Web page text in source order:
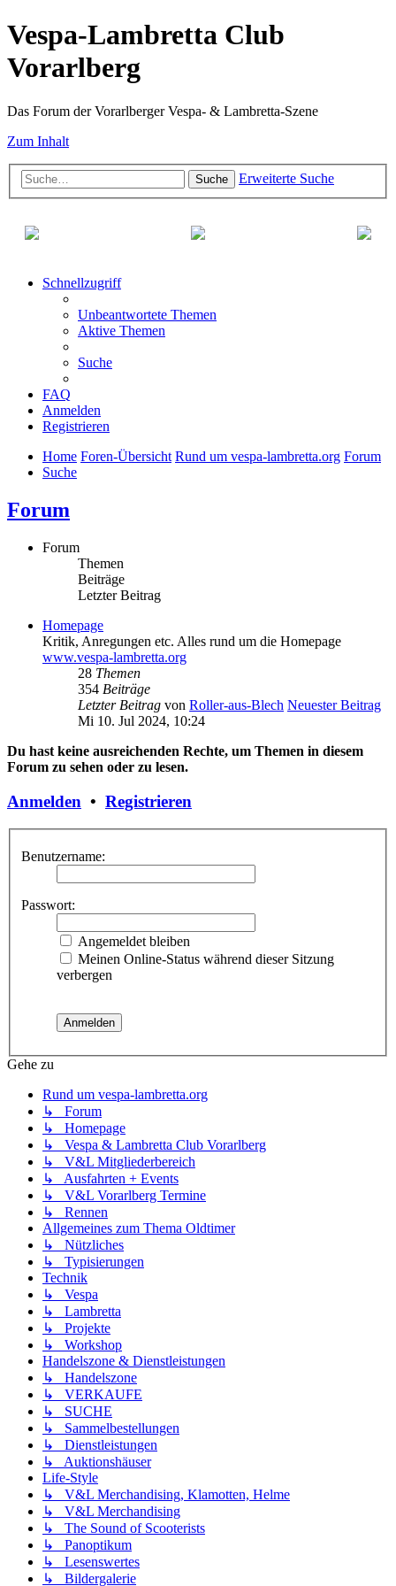
Vespa-Lambretta Club
Vorarlberg
Das Forum der Vorarlberger Vespa- & Lambretta-Szene
Zum Inhalt
Suche Erweiterte Suche
Schnellzugriff
Unbeantwortete Themen
Aktive Themen
Suche
FAQ
Anmelden
Registrieren
Home Foren-Übersicht Rund um vespa-lambretta.org Forum
Suche
Forum
Forum
Themen
Beiträge
Letzter Beitrag
Homepage
Kritik, Anregungen etc. Alles rund um die Homepage
www.vespa-lambretta.org
28 Themen
354 Beiträge
Letzter Beitrag von Roller-aus-Blech Neuester Beitrag
Mi 10. Jul 2024, 10:24
Du hast keine ausreichenden Rechte, um Themen in diesem
Forum zu sehen oder zu lesen.
Anmelden • Registrieren
Benutzername:
Passwort:
Angemeldet bleiben
Meinen Online-Status während dieser Sitzung
verbergen
Gehe zu
Rund um vespa-lambretta.org
↳ Forum
↳ Homepage
↳ Vespa & Lambretta Club Vorarlberg
↳ V&L Mitgliederbereich
↳ Ausfahrten + Events
↳ V&L Vorarlberg Termine
↳ Rennen
Allgemeines zum Thema Oldtimer
↳ Nützliches
↳ Typisierungen
Technik
↳ Vespa
↳ Lambretta
↳ Projekte
↳ Workshop
Handelszone & Dienstleistungen
↳ Handelszone
↳ VERKAUFE
↳ SUCHE
↳ Sammelbestellungen
↳ Dienstleistungen
↳ Auktionshäuser
Life-Style
↳ V&L Merchandising, Klamotten, Helme
↳ V&L Merchandising
↳ The Sound of Scooterists
↳ Panoptikum
↳ Lesenswertes
↳ Bildergalerie